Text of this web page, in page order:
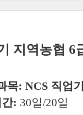
지역농협 6
목: NCS 직업
: 30일/20일